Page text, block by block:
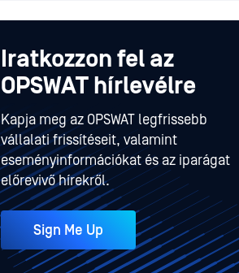
Iratkozzon fel az
OPSWAT hírlevélre
Kapja meg az OPSWAT legfrissebb
vállalati frissítéseit, valamint
eseményinformációkat és az iparágat
előrevivő hírekről.
Sign Me Up